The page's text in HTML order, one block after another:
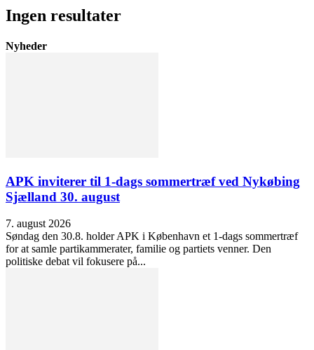
Ingen resultater
Nyheder
APK inviterer til 1-dags sommertræf ved Nykøbing
Sjælland 30. august
7. august 2026
Søndag den 30.8. holder APK i København et 1-dags sommertræf
for at samle partikammerater, familie og partiets venner. Den
politiske debat vil fokusere på...